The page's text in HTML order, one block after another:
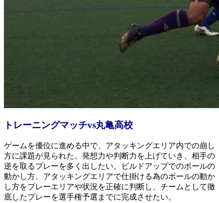
トレーニングマッチvs丸亀高校
ゲームを優位に進める中で、アタッキングエリア内での崩し
方に課題が見られた。発想力や判断力を上げていき、相手の
逆を取るプレーを多く出したい。ビルドアップでのボールの
動かし方、アタッキングエリアで仕掛ける為のボールの動か
し方をプレーエリアや状況を正確に判断し、チームとして徹
底したプレーを選手権予選までに完成させたい。